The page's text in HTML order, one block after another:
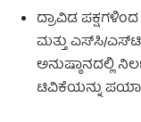
ದ್ರಾವಿಡ
ಮತ್ತು ಎಸ್‌ಸಿ/
ಅನುಷ್ಠಾನದಲ್ಲಿ
ಟಿವಿಕೆಯನ್ನು